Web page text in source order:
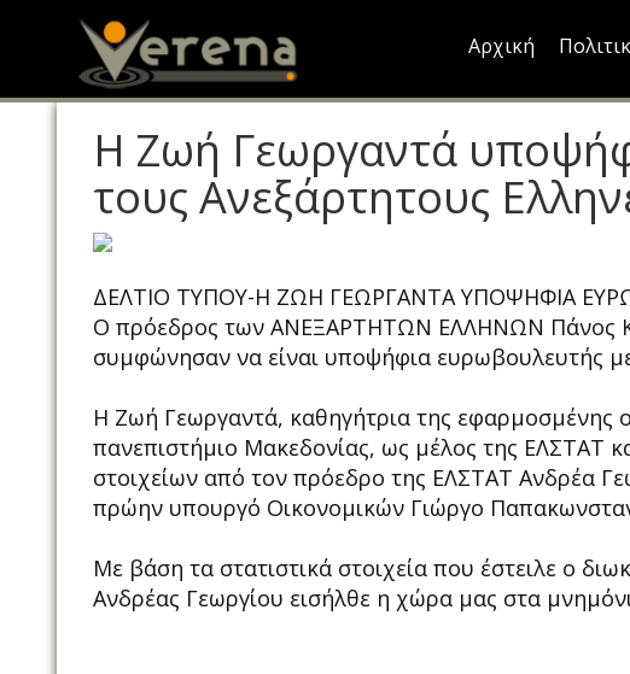
Αρχική
H Ζωή Γεωργαντά
τους Ανεξάρτητους
ΔΕΛΤΙΟ ΤΥΠΟΥ-Η ΖΩΗ ΓΕΩΡΓΑΝΤΑ ΥΠΟΨΗΦΙΑ
Ο πρόεδρος των ΑΝΕΞΑΡΤΗΤΩΝ ΕΛΛΗΝΩΝ Πάνος
συμφώνησαν να είναι υποψήφια ευρωβουλευτής
Η Ζωή Γεωργαντά, καθηγήτρια της εφαρμοσμένης
πανεπιστήμιο Μακεδονίας, ως μέλος της ΕΛΣΤΑΤ
στοιχείων από τον πρόεδρο της ΕΛΣΤΑΤ Ανδρέα
πρώην υπουργό Οικονομικών Γιώργο
Με βάση τα στατιστικά στοιχεία που έστειλε ο
Ανδρέας Γεωργίου εισήλθε η χώρα μας στα